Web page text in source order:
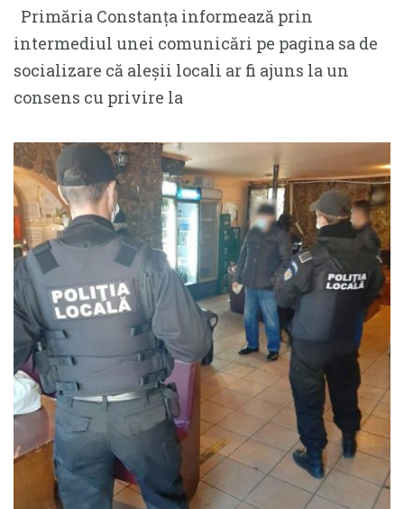
Primăria Constanța informează prin
intermediul unei comunicări pe pagina sa de
socializare că aleșii locali ar fi ajuns la un
consens cu privire la